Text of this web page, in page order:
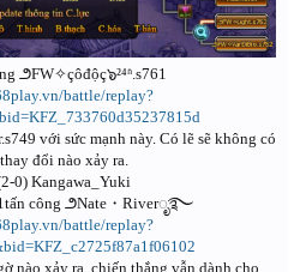
౨FW✧çôđộç๖²⁴ʱ.s761
battle/replay?
với sức mạnh này. Có lẽ sẽ không có
đổi nào xảy ra.
0) Kangawa_Yuki
công ౨Nate・Riverೃ࿐
battle/replay?
nào xảy ra, chiến thắng vẫn dành cho